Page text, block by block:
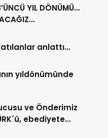
YIL DÖNÜMÜ…
anlattı…
yıldönümünde
ve Önderimiz
ebediyete